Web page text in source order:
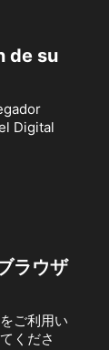
de su
Digital
ラウザ
ご利用い
くださ